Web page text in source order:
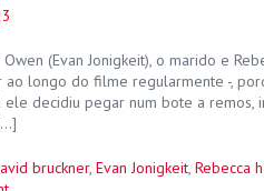
(Evan Jonigkeit), o marido e
ao longo do filme regularmente -,
ele decidiu pegar num bote a
bruckner, Evan Jonigkeit, Rebecca